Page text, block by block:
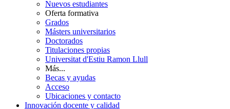
Nuevos estudiantes
Oferta formativa
Grados
Másters universitarios
Doctorados
Titulaciones propias
Universitat d'Estiu Ramon Llull
Más...
Becas y ayudas
Acceso
Ubicaciones y contacto
Innovación docente y calidad